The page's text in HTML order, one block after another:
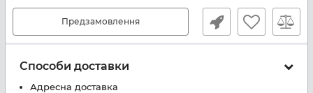
Предзамовлення
Способи доставки
Адресна доставка